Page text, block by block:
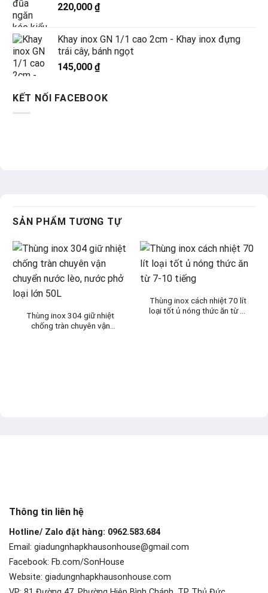
220,000 ₫
Khay inox GN 1/1 cao 2cm - Khay inox đựng
trái cây, bánh ngọt
145,000 ₫
KẾT NỐI FACEBOOK
SẢN PHẨM TƯƠNG TỰ
Thùng inox 304 giữ nhiệt
chống tràn chuyên vận
Thùng inox cách nhiệt 70 lít
loại tốt ủ nóng thức ăn từ 7-
Thông tin liên hệ
Hotline/ Zalo đặt hàng: 0962.583.684
Email: giadungnhapkhausonhouse@gmail.com
Facebook: Fb.com/SonHouse
Website: giadungnhapkhausonhouse.com